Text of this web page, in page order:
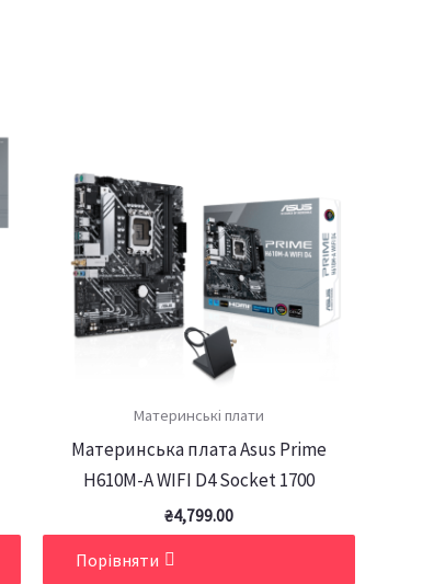
Материнські плати
Материнська плата Asus Prime
H610M-A WIFI D4 Socket 1700
₴4,799.00
Порівняти